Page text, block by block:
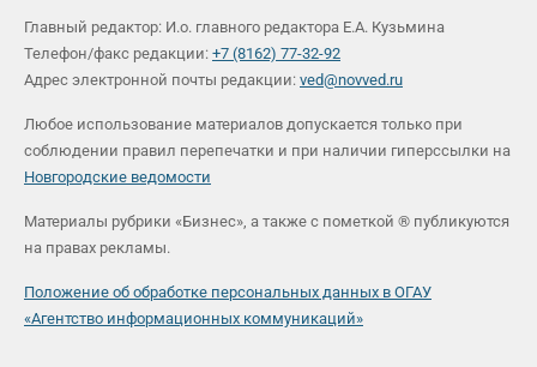
Главный редактор: И.о. главного редактора Е.А. Кузьмина
Телефон/факс редакции: +7 (8162) 77-32-92
Адрес электронной почты редакции: ved@novved.ru
Любое использование материалов допускается только при
соблюдении правил перепечатки и при наличии гиперссылки на
Новгородские ведомости
Материалы рубрики «Бизнес», а также с пометкой ® публикуются
на правах рекламы.
Положение об обработке персональных данных в ОГАУ
«Агентство информационных коммуникаций»